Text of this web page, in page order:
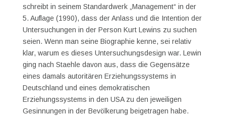
schreibt in seinem Standardwerk „Management“ in der
5. Auflage (1990), dass der Anlass und die Intention der
Untersuchungen in der Person Kurt Lewins zu suchen
seien. Wenn man seine Biographie kenne, sei relativ
klar, warum es dieses Untersuchungsdesign war. Lewin
ging nach Staehle davon aus, dass die Gegensätze
eines damals autoritären Erziehungssystems in
Deutschland und eines demokratischen
Erziehungssystems in den USA zu den jeweiligen
Gesinnungen in der Bevölkerung beigetragen habe.